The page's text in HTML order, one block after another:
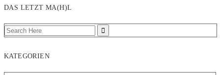
DAS LETZT MA(H)L
KATEGORIEN